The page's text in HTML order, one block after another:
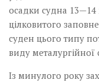
осадки судна 13—14
цілковитого
суден цього типу
виду
Із минулого року